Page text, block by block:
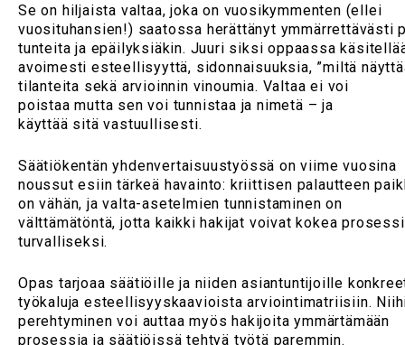
Se on hiljaista valtaa, joka on vuosikymmenten (ellei
vuosituhansien!) saatossa herättänyt ymmärrettävästi
tunteita ja epäilyksiäkin. Juuri siksi oppaassa
avoimesti esteellisyyttä, sidonnaisuuksia, ”miltä
tilanteita sekä arvioinnin vinoumia. Valtaa ei voi
poistaa mutta sen voi tunnistaa ja nimetä – ja
käyttää sitä vastuullisesti.
Säätiökentän yhdenvertaisuustyössä on viime vuosina
noussut esiin tärkeä havainto: kriittisen palautteen
on vähän, ja valta-asetelmien tunnistaminen on
välttämätöntä, jotta kaikki hakijat voivat kokea
turvalliseksi.
Opas tarjoaa säätiöille ja niiden asiantuntijoille
työkaluja esteellisyyskaavioista arviointimatriisiin.
perehtyminen voi auttaa myös hakijoita ymmärtämään
prosessia ja säätiöissä tehtyä työtä paremmin.